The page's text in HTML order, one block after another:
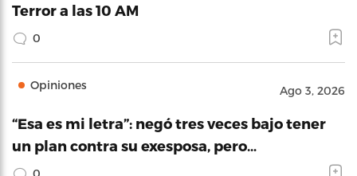
Terror a las 10 AM
0
Opiniones Ago 3, 2026
“Esa es mi letra”: negó tres veces bajo tener
un plan contra su exesposa, pero…